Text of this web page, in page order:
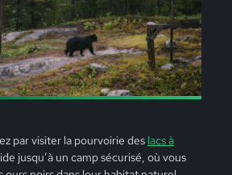
par visiter la pourvoirie des lacs à
jusqu’à un camp sécurisé, où vous